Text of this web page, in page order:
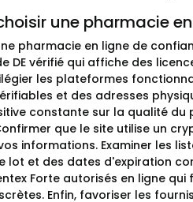
une pharmacie
pharmacie en ligne de
DE vérifié qui affiche des
les plateformes
et des adresses
constante sur la qualité du
que le site utilise un
informations. Examiner les
lot et des dates d'expiration
Forte autorisés en ligne
Enfin, favoriser les